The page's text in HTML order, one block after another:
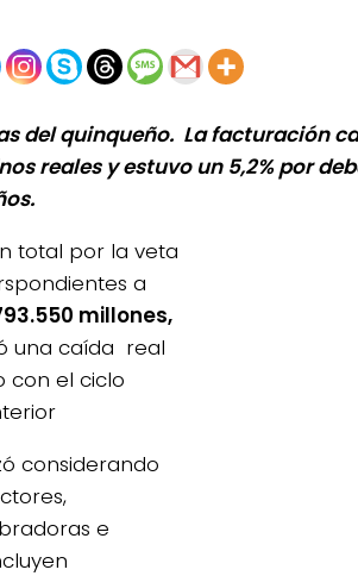
del quinqueño. La facturación
reales y estuvo un 5,2% por
total por la veta
a
millones,
una caída real
con el ciclo
considerando
e